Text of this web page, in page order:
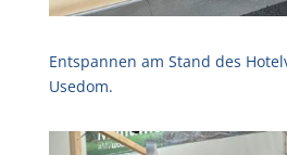
Entspannen am Stand des
Usedom.